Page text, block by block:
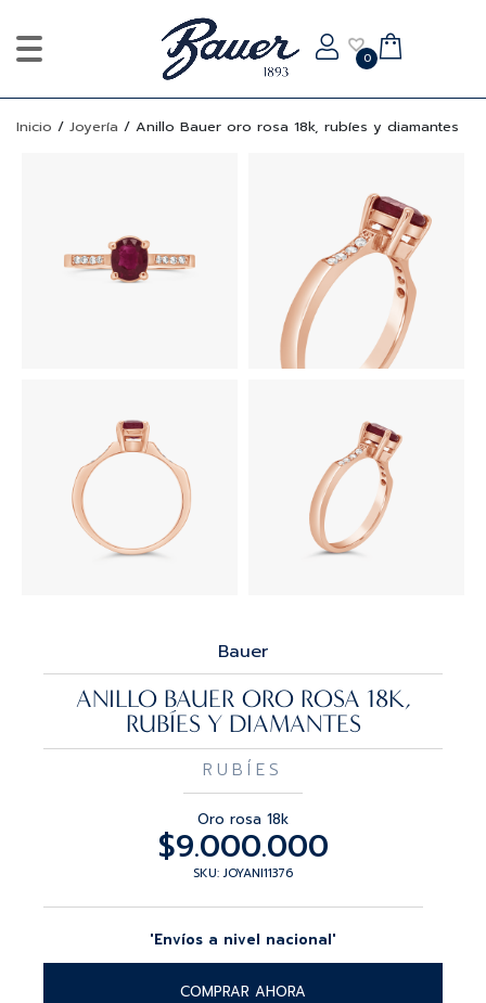
0
Inicio / Joyería / Anillo Bauer oro rosa 18k, rubíes y diamantes
Bauer
ANILLO BAUER ORO ROSA 18K,
RUBÍES Y DIAMANTES
RUBÍES
Oro rosa 18k
$9.000.000
SKU: JOYANI11376
'Envíos a nivel nacional'
COMPRAR AHORA